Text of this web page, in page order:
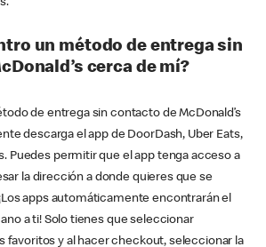
un método de entrega sin
cerca de mí?
de entrega sin contacto de McDonald’s
descarga el app de DoorDash, Uber Eats,
Puedes permitir que el app tenga acceso a
la dirección a donde quieres que se
apps automáticamente encontrarán el
a ti! Solo tienes que seleccionar
favoritos y al hacer checkout, seleccionar la